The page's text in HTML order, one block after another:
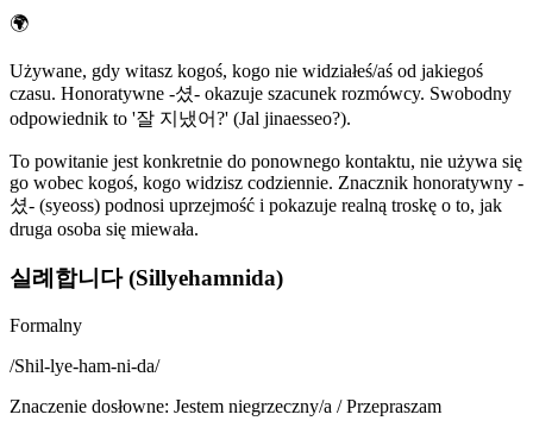
🌍
Używane, gdy witasz kogoś, kogo nie widziałeś/aś od jakiegoś
czasu. Honoratywne -셨- okazuje szacunek rozmówcy. Swobodny
odpowiednik to '잘 지냈어?' (Jal jinaesseo?).
To powitanie jest konkretnie do ponownego kontaktu, nie używa się
go wobec kogoś, kogo widzisz codziennie. Znacznik honoratywny -
셨- (syeoss) podnosi uprzejmość i pokazuje realną troskę o to, jak
druga osoba się miewała.
실례합니다 (Sillyehamnida)
Formalny
/Shil-lye-ham-ni-da/
Znaczenie dosłowne: Jestem niegrzeczny/a / Przepraszam